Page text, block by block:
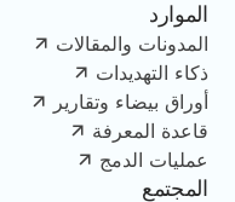
الموارد
المدونات والمقالات
ذكاء التهديدات
أوراق بيضاء وتقارير
قاعدة المعرفة
عمليات الدمج
المجتمع